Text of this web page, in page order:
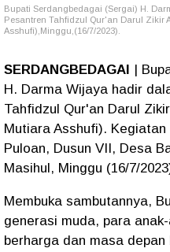
Bupati Serdangbedagai (Sergai) H.
Pesantren Tahfidzul Qur'an Darul Zikir
Asshufi),Minggu,(16/7/2023).
SERDANGBEDAGAI |
H. Darma Wijaya hadir
Tahfidzul Qur'an Darul
Mutiara Asshufi).
Puloan, Dusun VII, Desa
Masihul, Minggu (16/7/
Membuka sambutannya,
generasi muda, para
berharga dan masa